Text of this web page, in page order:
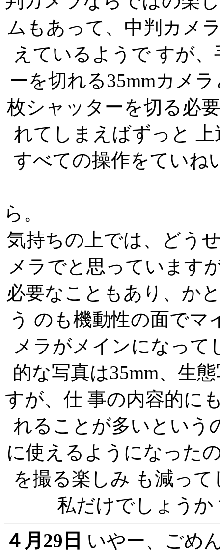
ムもあって、中判カメ
えているようで すが
ーを切れる35mmカメ
枚シャッターを切る必
れてしまえばずっと
すべての操作をていね
気持ちの上では、どう
メラでと思っています
必要なこともあり、か
う のも機動性の面でマ
メラがメインになって
的な写真は35mm、生
すが、仕 事の内容的に
れることが多いという
に使えるようになった
を撮る楽しみ も減っ
私だけ
４月29日 いやー、ごめ